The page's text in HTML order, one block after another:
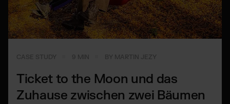
Ticket to the Moon und das
Zuhause zwischen zwei Bäumen